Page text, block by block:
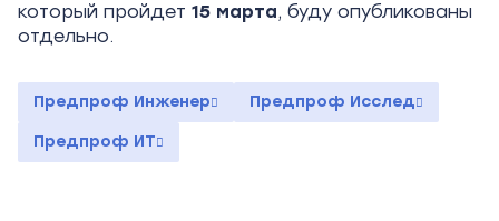
который пройдет 15 марта, буду опубликованы
отдельно.
Предпроф Инженер Предпроф Исслед
Предпроф ИТ